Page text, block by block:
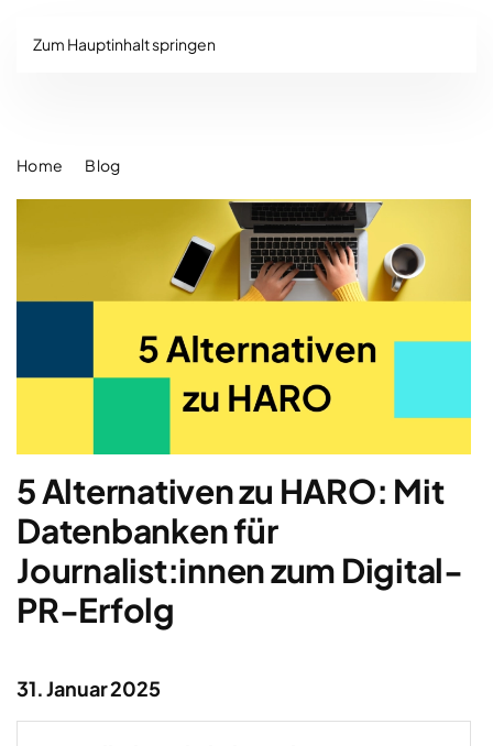
Zum Hauptinhalt springen
Home Blog
5 Alternativen zu HARO: Mit
Datenbanken für
Journalist:innen zum Digital-
PR-Erfolg
31. Januar 2025